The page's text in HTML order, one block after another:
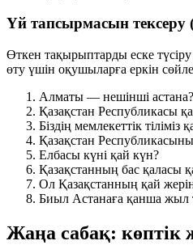
Үй тапсырмасын
Өткен тақырыптарды еске
өту үшін оқушыларға еркін
Алматы — нешінші астана?
Қазақстан Республикасы
Біздің мемлекеттік тіліміз
Қазақстан
Елбасы күні қай күн?
Қазақстанның бас қаласы
Ол Қазақстанның қай
Биыл Астанаға қанша жыл
Жаңа сабақ: көптік